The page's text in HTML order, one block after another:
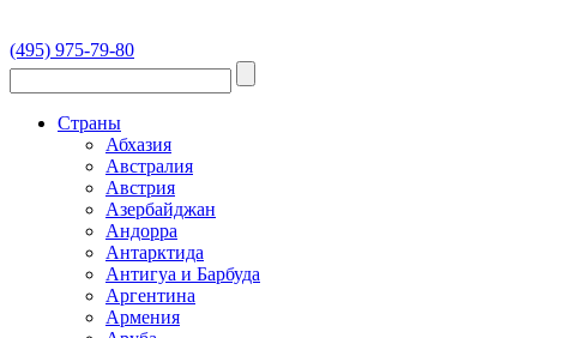
(495) 975-79-80
Страны
Абхазия
Австралия
Австрия
Азербайджан
Андорра
Антарктида
Антигуа и Барбуда
Аргентина
Армения